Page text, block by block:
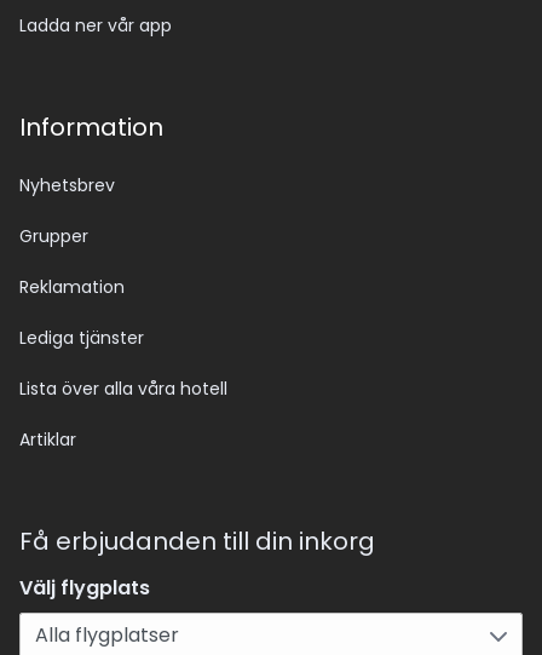
Ladda ner vår app
Information
Nyhetsbrev
Grupper
Reklamation
Lediga tjänster
Lista över alla våra hotell
Artiklar
Få erbjudanden till din inkorg
Välj flygplats